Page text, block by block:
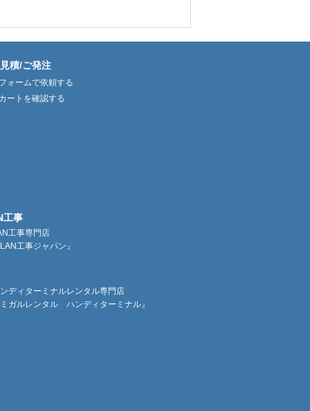
積/ご発注
ォームで依頼する
ートを確認する
工事
工事専門店
工事ジャパン』
ディターミナルレンタル専門店
ガルレンタル ハンディターミナル』